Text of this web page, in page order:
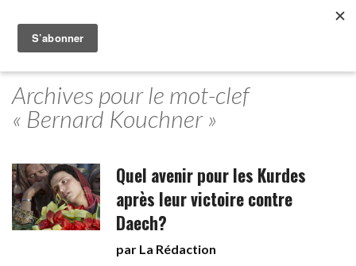
Archives pour le mot-clef
« Bernard Kouchner »
Quel avenir pour les Kurdes
après leur victoire contre
Daech?
par La Rédaction